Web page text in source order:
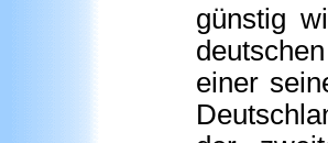
günstig
einer